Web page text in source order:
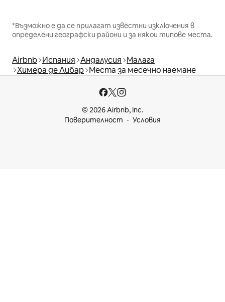
*Възможно е да се прилагат известни изключения в
определени географски райони и за някои типове места.
Airbnb Испания Андалусия Малага
Химера де Либар Места за месечно наемане
© 2026 Airbnb, Inc.
Поверителност
Условия